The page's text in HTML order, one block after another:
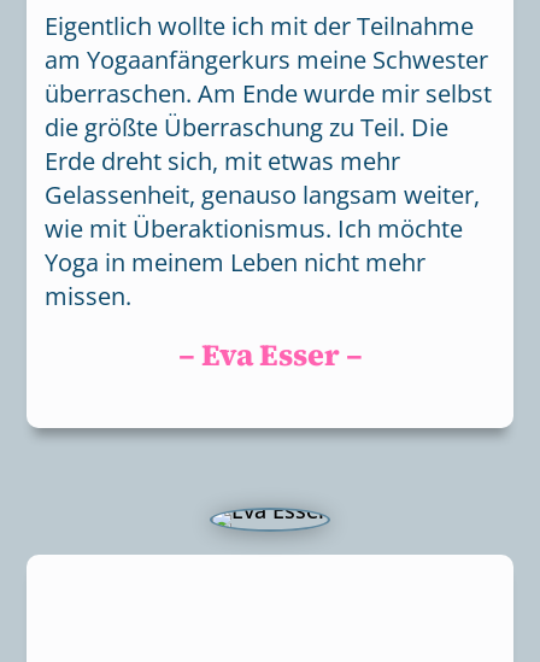
Eigentlich wollte ich mit der Teilnahme
am Yogaanfängerkurs meine Schwester
überraschen. Am Ende wurde mir selbst
die größte Überraschung zu Teil. Die
Erde dreht sich, mit etwas mehr
Gelassenheit, genauso langsam weiter,
wie mit Überaktionismus. Ich möchte
Yoga in meinem Leben nicht mehr
missen.
– Eva Esser –